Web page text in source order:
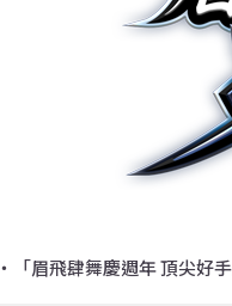
・「眉飛肆舞慶週年 頂尖好